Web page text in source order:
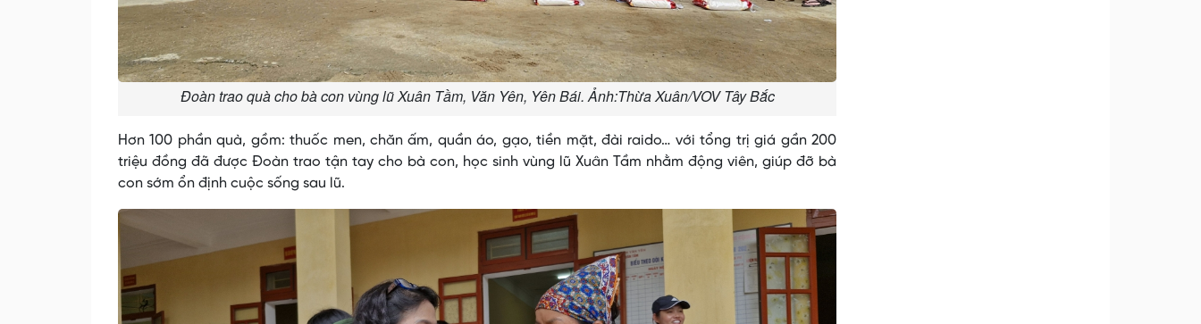
Đoàn trao quà cho bà con vùng lũ Xuân Tầm, Văn Yên, Yên Bái. Ảnh:Thừa Xuân/VOV Tây Bắc
Hơn 100 phần quà, gồm: thuốc men, chăn ấm, quần áo, gạo, tiền mặt, đài raido… với tổng trị giá gần 200
triệu đồng đã được Đoàn trao tận tay cho bà con, học sinh vùng lũ Xuân Tầm nhằm động viên, giúp đỡ bà
con sớm ổn định cuộc sống sau lũ.